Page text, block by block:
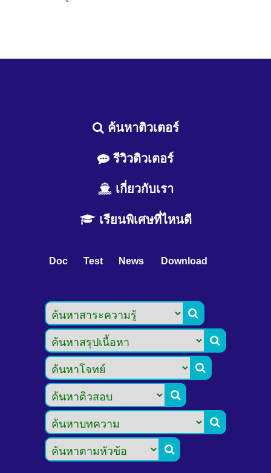
ค้นหาติวเตอร์
รีวิวติวเตอร์
เกี่ยวกับเรา
เรียนพิเศษที่ไหนดี
Doc Test News Download





